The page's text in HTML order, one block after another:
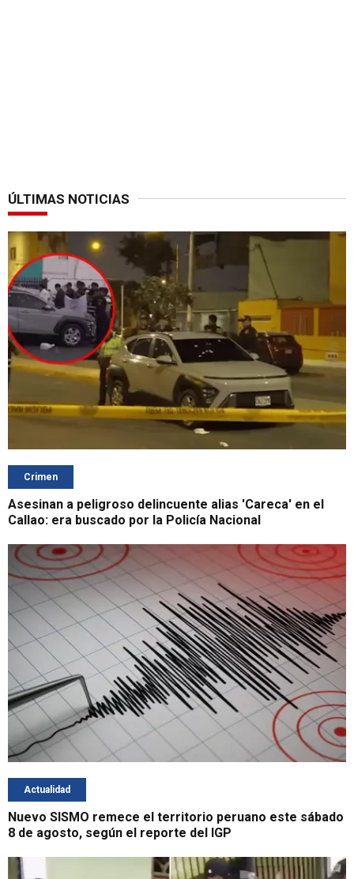
ÚLTIMAS NOTICIAS
Crimen
Asesinan a peligroso delincuente alias 'Careca' en el
Callao: era buscado por la Policía Nacional
Actualidad
Nuevo SISMO remece el territorio peruano este sábado
8 de agosto, según el reporte del IGP